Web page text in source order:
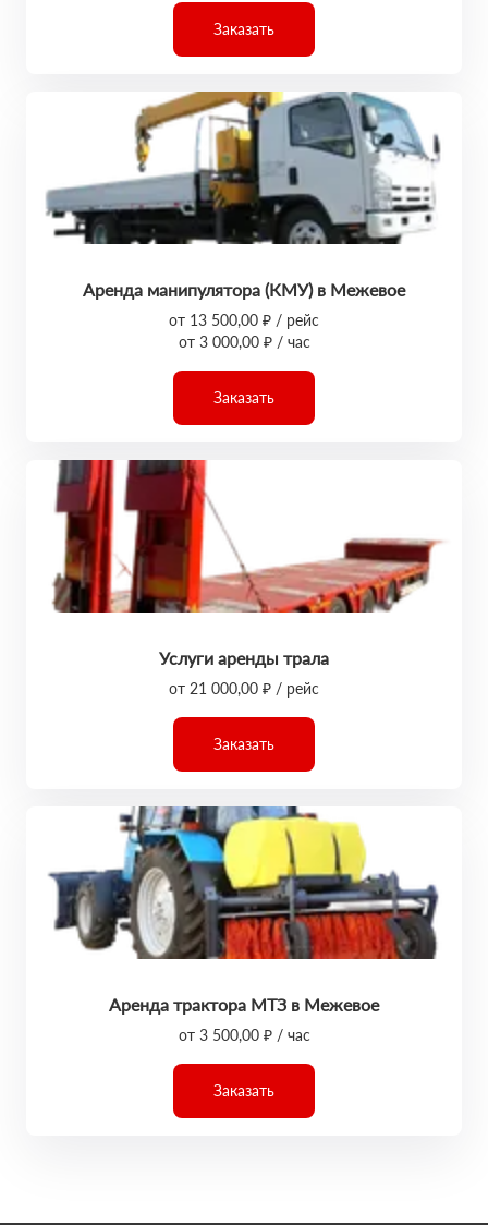
Заказать
Аренда манипулятора (КМУ) в Межевое
от 13 500,00 ₽ / рейс
от 3 000,00 ₽ / час
Заказать
Услуги аренды трала
от 21 000,00 ₽ / рейс
Заказать
Аренда трактора МТЗ в Межевое
от 3 500,00 ₽ / час
Заказать